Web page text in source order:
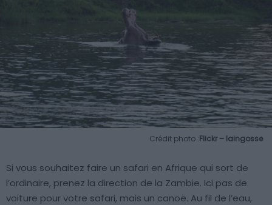
Crédit photo :Flickr – laingosse
Si vous souhaitez faire un safari en Afrique qui sort de
l’ordinaire, prenez la direction de la Zambie. Ici pas de
voiture pour votre safari, mais un canoë. Au fil de l’eau,